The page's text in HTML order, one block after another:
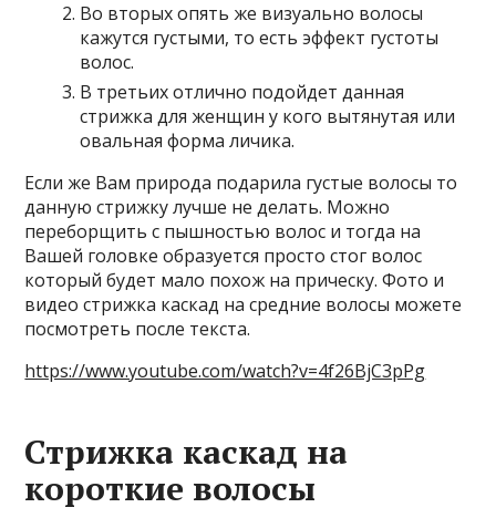
Во вторых опять же визуально волосы
кажутся густыми, то есть эффект густоты
волос.
В третьих отлично подойдет данная
стрижка для женщин у кого вытянутая или
овальная форма личика.
Если же Вам природа подарила густые волосы то
данную стрижку лучше не делать. Можно
переборщить с пышностью волос и тогда на
Вашей головке образуется просто стог волос
который будет мало похож на прическу. Фото и
видео стрижка каскад на средние волосы можете
посмотреть после текста.
https://www.youtube.com/watch?v=4f26BjC3pPg
Стрижка каскад на
короткие волосы